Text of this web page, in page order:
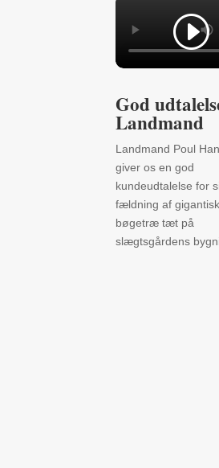
God
Landmand
Landmand Poul
giver os en god
kundeudtalelse for
fældning af gigantisk
bøgetræ tæt på
slægtsgårdens